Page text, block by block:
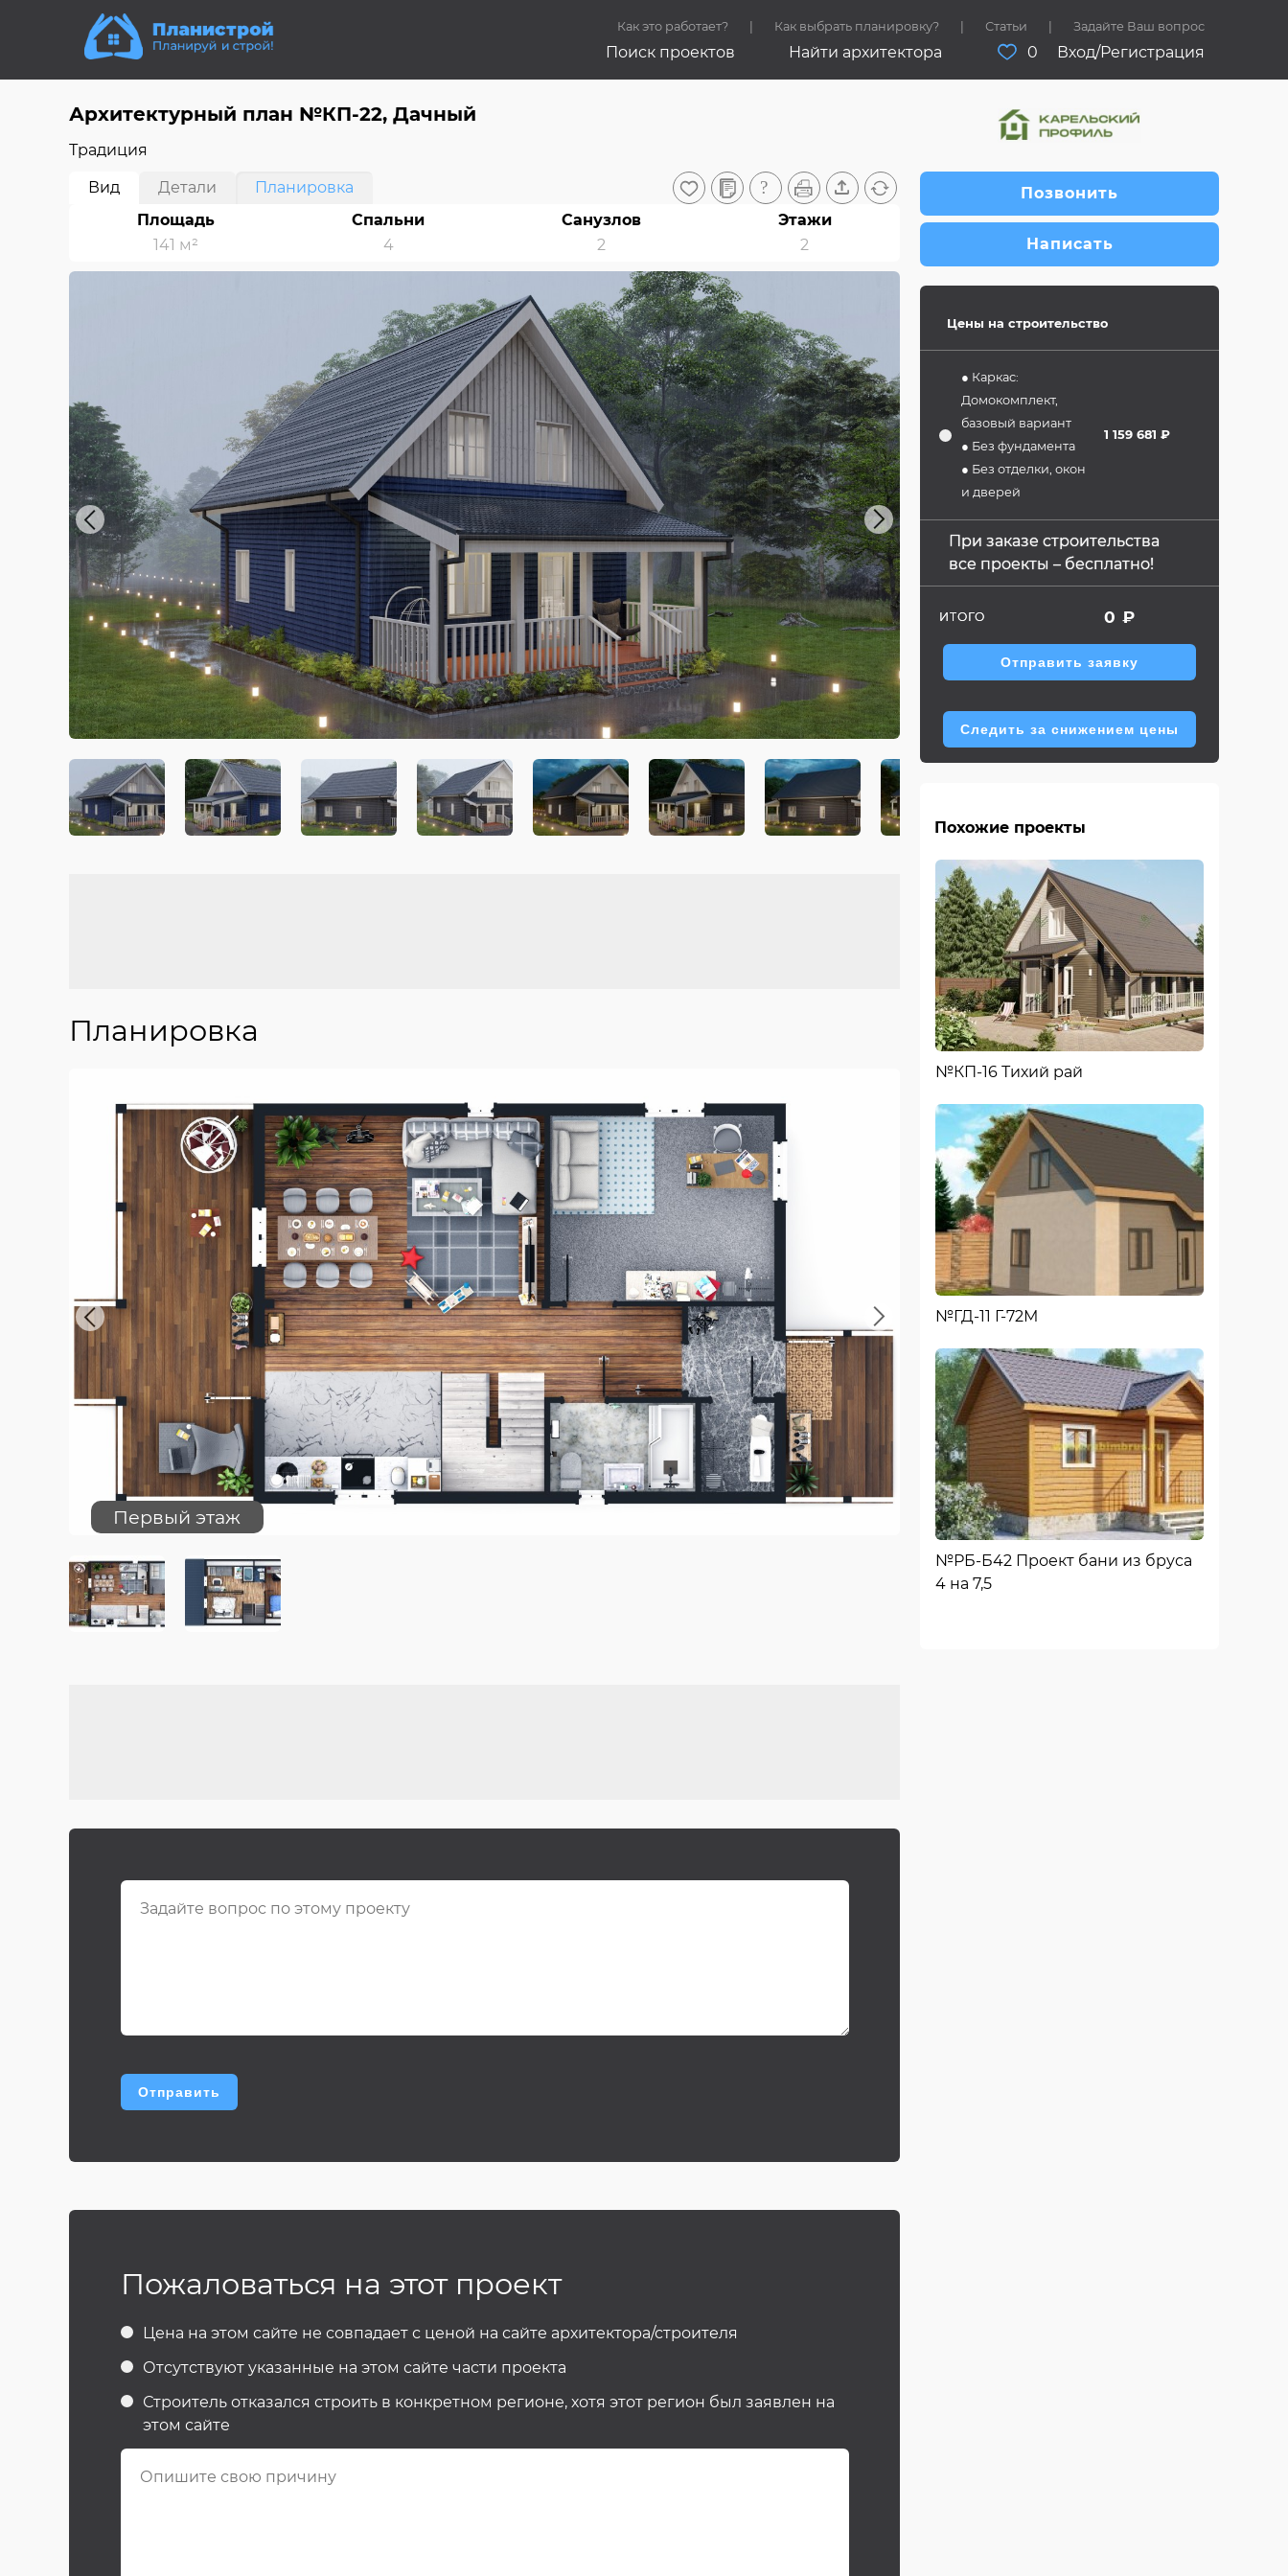
Как это работает? Как выбрать планировку? Статьи Задайте Ваш вопрос
Поиск проектов Найти архитектора 0 Вход/Регистрация
Архитектурный план №КП-22, Дачный
Традиция
Вид Детали
Планировка
Площадь
141 м²
Спальни
4
Санузлов
2
Этажи
2
Previous Next
Планировка
Previous
Первый этаж Второй этаж
Next
Пожаловаться на этот проект
Цена на этом сайте не совпадает с ценой на сайте архитектора/строителя
Отсутствуют указанные на этом сайте части проекта
Строитель отказался строить в конкретном регионе, хотя этот регион был заявлен на
этом сайте
Позвонить
Написать
Цены на строительство
● Каркас:
Домокомплект,
базовый вариант
● Без фундамента
● Без отделки, окон
и дверей
1 159 681 ₽
При заказе строительства
все проекты – бесплатно!
ИТОГО 0 ₽
Отправить заявку
Следить за снижением цены
Похожие проекты
№КП-16 Тихий рай
№ГД-11 Г-72М
№РБ-Б42 Проект бани из бруса
4 на 7,5